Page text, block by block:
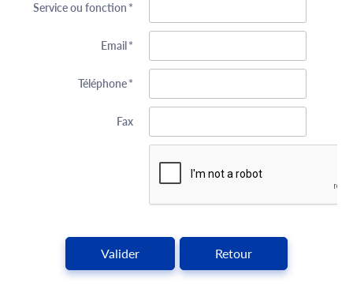
Service ou fonction *
Email*
Téléphone*
Fax
Valider Retour